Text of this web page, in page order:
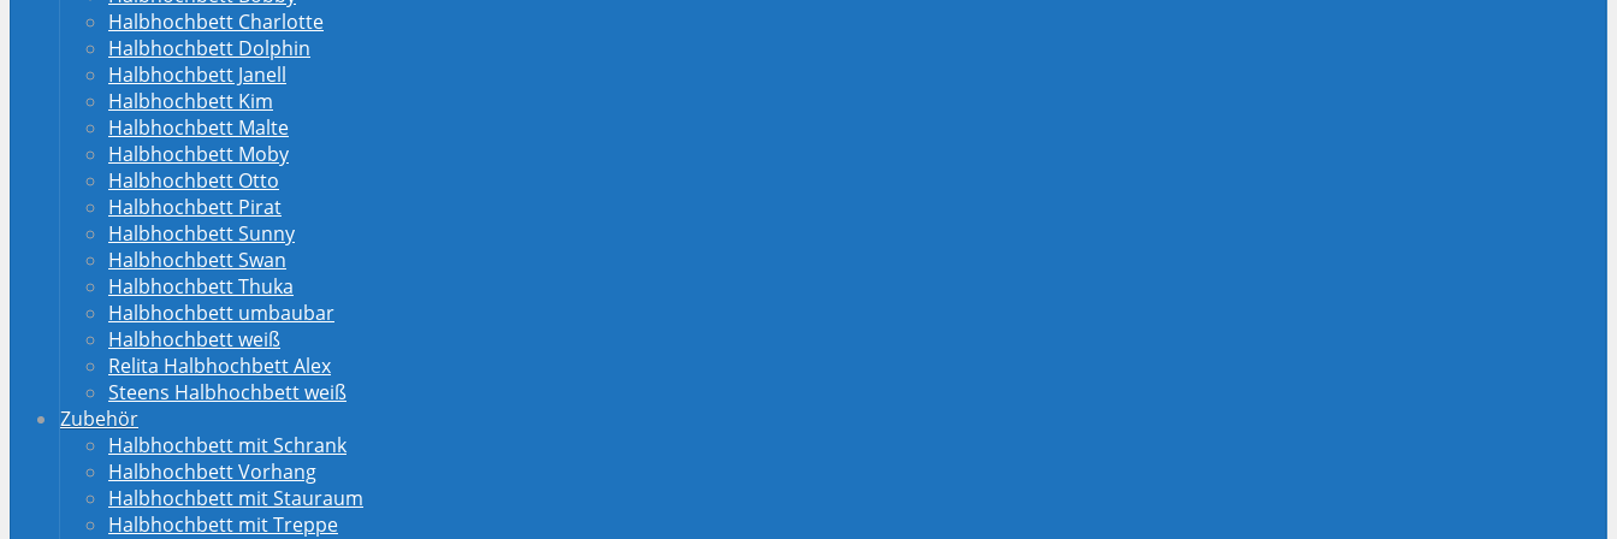
Halbhochbett Charlotte
Halbhochbett Dolphin
Halbhochbett Janell
Halbhochbett Kim
Halbhochbett Malte
Halbhochbett Moby
Halbhochbett Otto
Halbhochbett Pirat
Halbhochbett Sunny
Halbhochbett Swan
Halbhochbett Thuka
Halbhochbett umbaubar
Halbhochbett weiß
Relita Halbhochbett Alex
Steens Halbhochbett weiß
Zubehör
Halbhochbett mit Schrank
Halbhochbett Vorhang
Halbhochbett mit Stauraum
Halbhochbett mit Treppe